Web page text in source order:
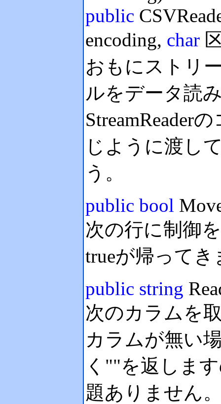
public
encoding, char
おもにストリ
ルをデータ読
StreamReader
じように渡し
う。
public bool
次の行に制御
trueが帰ってき
public string
次のカラムを
カラムが無い
く""を返しま
題ありません